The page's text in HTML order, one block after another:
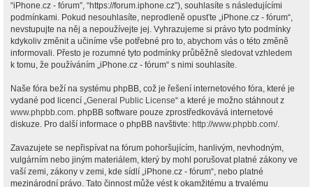
“iPhone.cz - fórum”, “https://forum.iphone.cz”), souhlasíte s následujícími
podmínkami. Pokud nesouhlasíte, neprodleně opusťte „iPhone.cz - fórum“,
nevstupujte na něj a nepoužívejte jej. Vyhrazujeme si právo tyto podmínky
kdykoliv změnit a učiníme vše potřebné pro to, abychom vás o této změně
informovali. Přesto je rozumné tyto podmínky průběžně sledovat vzhledem
k tomu, že používáním „iPhone.cz - fórum“ s nimi souhlasíte.
Naše fóra beží na systému phpBB, což je řešení internetového fóra, které je
vydané pod licencí „General Public License“ a které je možno stáhnout z
www.phpbb.com. phpBB software pouze zprostředkovává internetové
diskuze. Pro další informace o phpBB navštivte: http://www.phpbb.com/.
Zavazujete se nepřispívat na fórum pohoršujícím, hanlivým, nevhodným,
vulgárním nebo jiným materiálem, který by mohl porušovat platné zákony ve
vaší zemi, zákony v zemi, kde sídlí „iPhone.cz - fórum“, nebo platné
mezinárodní právo. Tato činnost může vést k okamžitému a trvalému